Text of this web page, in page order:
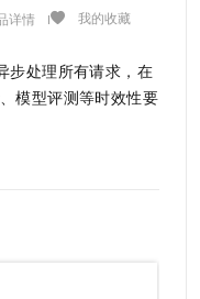
详情 我的收藏
步处理所有请求，在
模型评测等时效性要
频生成
1.1-T2V
腻的高质量视频
智能体编程平台 从聊天伙伴进化为能主动干活的本地数字员工
企业门户网站
成，高效打造优质广告素材
Alibaba Cloud ISV 合作